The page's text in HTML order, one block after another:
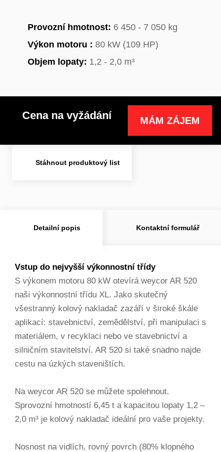
Provozní hmotnost: 6 450 - 7 050 kg
Výkon motoru : 80 kW (109 HP)
Objem lopaty: 1,2 - 2,0 m³
Cena na vyžádání MÁM ZÁJEM
Stáhnout produktový list
Detailní popis Kontaktní formulář
Vstup do nejvyšší výkonnostní třídy
S výkonem motoru 80 kW otevírá weycor AR 520
naši výkonnostní třídu XL. Jako skutečný
všestranný kolový nakladač zazáří v široké škále
aplikací: stavebnictví, zemědělství, při manipulaci s
materiálem, v recyklaci nebo ve stavebnictví a
silničním stavitelství. AR 520 si také snadno najde
cestu na úzkých staveništích.
Na weycor AR 520 se můžete spolehnout.
Sprovozní hmotností 6,45 t a kapacitou lopaty 1,2 –
2,0 m³ je kolový nakladač ideální pro vaše projekty.
Nosnost na vidlích, rovný povrch (80% klopného